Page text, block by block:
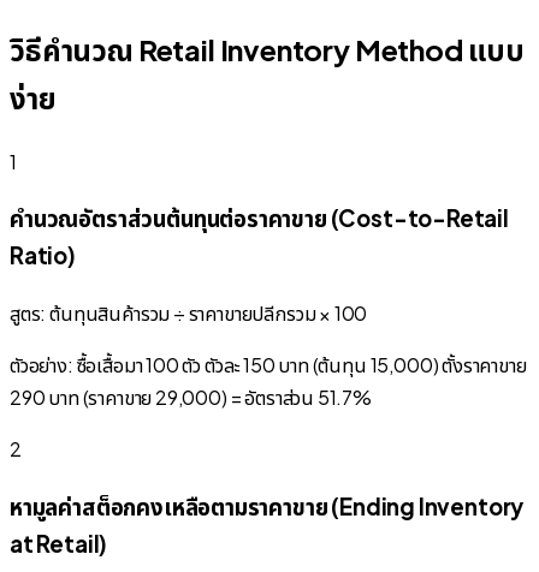
วิธีคำนวณ Retail Inventory Method แบบ
ง่าย
1
คำนวณอัตราส่วนต้นทุนต่อราคาขาย (Cost-to-Retail
Ratio)
สูตร: ต้นทุนสินค้ารวม ÷ ราคาขายปลีกรวม × 100
ตัวอย่าง: ซื้อเสื้อมา 100 ตัว ตัวละ 150 บาท (ต้นทุน 15,000) ตั้งราคาขาย
290 บาท (ราคาขาย 29,000) = อัตราส่วน 51.7%
2
หามูลค่าสต็อกคงเหลือตามราคาขาย (Ending Inventory
at Retail)